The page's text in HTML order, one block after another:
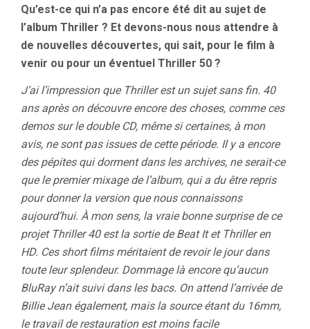
Qu’est-ce qui n’a pas encore été dit au sujet de
l’album Thriller ? Et devons-nous nous attendre à
de nouvelles découvertes, qui sait, pour le film à
venir ou pour un éventuel Thriller 50 ?
J’ai l’impression que Thriller est un sujet sans fin. 40
ans après on découvre encore des choses, comme ces
demos sur le double CD, même si certaines, à mon
avis, ne sont pas issues de cette période. Il y a encore
des pépites qui dorment dans les archives, ne serait-ce
que le premier mixage de l’album, qui a du être repris
pour donner la version que nous connaissons
aujourd’hui. À mon sens, la vraie bonne surprise de ce
projet Thriller 40 est la sortie de Beat It et Thriller en
HD. Ces short films méritaient de revoir le jour dans
toute leur splendeur. Dommage là encore qu’aucun
BluRay n’ait suivi dans les bacs. On attend l’arrivée de
Billie Jean également, mais la source étant du 16mm,
le travail de restauration est moins facile